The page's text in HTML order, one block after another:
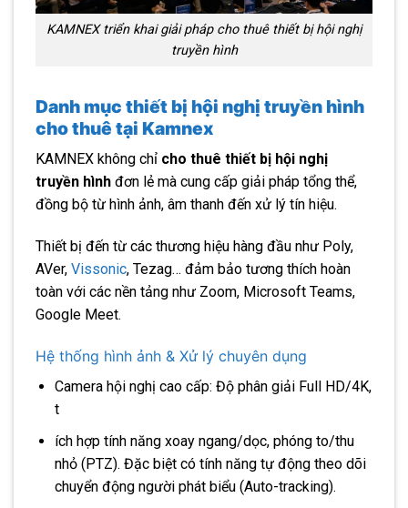
KAMNEX triển khai giải pháp cho thuê thiết bị hội nghị
truyền hình
Danh mục thiết bị hội nghị truyền hình
cho thuê tại Kamnex
KAMNEX không chỉ cho thuê thiết bị hội nghị
truyền hình đơn lẻ mà cung cấp giải pháp tổng thể,
đồng bộ từ hình ảnh, âm thanh đến xử lý tín hiệu.
Thiết bị đến từ các thương hiệu hàng đầu như Poly,
AVer, Vissonic, Tezag… đảm bảo tương thích hoàn
toàn với các nền tảng như Zoom, Microsoft Teams,
Google Meet.
Hệ thống hình ảnh & Xử lý chuyên dụng
Camera hội nghị cao cấp: Độ phân giải Full HD/4K,
t
ích hợp tính năng xoay ngang/dọc, phóng to/thu
nhỏ (PTZ). Đặc biệt có tính năng tự động theo dõi
chuyển động người phát biểu (Auto-tracking).